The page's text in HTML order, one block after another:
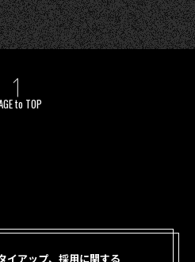
to TOP
イアップ、採用に関する